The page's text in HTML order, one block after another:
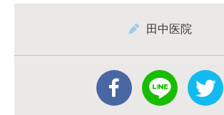
田中医院